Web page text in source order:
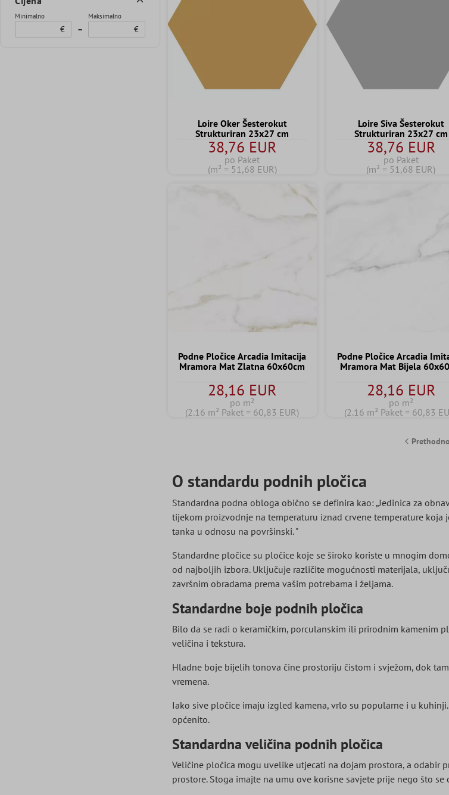
Minimalno
€ –
Maksimalno
€
Loire Oker Šesterokut
Strukturiran 23x27 cm
38,76 EUR
po Paket
(m² = 51,68 EUR)
Loire Siva Šesterokut
Strukturiran 23x27 cm
38,76 EUR
po Paket
(m² = 51,68 EUR)
Podne Pločice Arcadia Imitacija
Mramora Mat Zlatna 60x60cm
28,16 EUR
po m²
(2.16 m² Paket = 60,83 EUR)
Podne Pločice Arcadia
Mramora Mat Bijela
28,16 EUR
po m²
(2.16 m² Paket = 60,83
Prethodno
O standardu podnih pločica
Standardna podna obloga obično se definira kao: „Jedinica za
tijekom proizvodnje na temperaturu iznad crvene temperature
tanka u odnosu na površinski. "
Standardne pločice su pločice koje se široko koriste u mnogim
od najboljih izbora. Uključuje različite mogućnosti materijala,
završnim obradama prema vašim potrebama i željama.
Standardne boje podnih pločica
Bilo da se radi o keramičkim, porculanskim ili prirodnim kamenim
veličina i tekstura.
Hladne boje bijelih tonova čine prostoriju čistom i svježom, dok
vremena.
Iako sive pločice imaju izgled kamena, vrlo su popularne i u
općenito.
Standardna veličina podnih pločica
Veličine pločica mogu uvelike utjecati na dojam prostora, a
prostore. Stoga imajte na umu ove korisne savjete prije nego što